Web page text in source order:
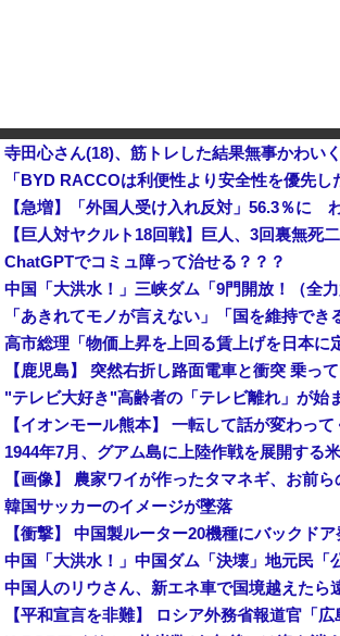
ChatGPTでコミュ障って治せる？？？
"テレビ大好き"高齢者の「テレビ離れ」が始
1944年7月、グアム島に上陸作戦を展開する
韓国サッカーのイメージが墜落